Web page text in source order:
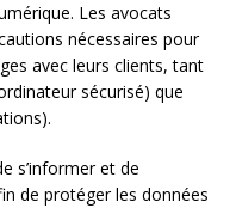
Les avocats
nécessaires pour
avec leurs clients, tant
sécurisé) que
s’informer et de
de protéger les données